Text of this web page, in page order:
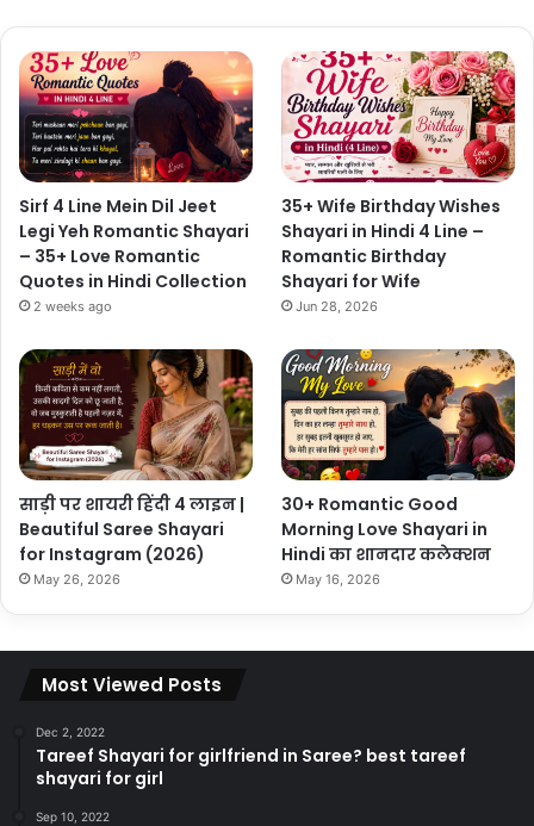
Sirf 4 Line Mein Dil Jeet
Legi Yeh Romantic Shayari
– 35+ Love Romantic
Quotes in Hindi Collection
2 weeks ago
35+ Wife Birthday Wishes
Shayari in Hindi 4 Line –
Romantic Birthday
Shayari for Wife
Jun 28, 2026
साड़ी पर शायरी हिंदी 4 लाइन |
Beautiful Saree Shayari
for Instagram (2026)
May 26, 2026
30+ Romantic Good
Morning Love Shayari in
Hindi का शानदार कलेक्शन
May 16, 2026
Most Viewed Posts
Dec 2, 2022
Tareef Shayari for girlfriend in Saree? best tareef
shayari for girl
Sep 10, 2022